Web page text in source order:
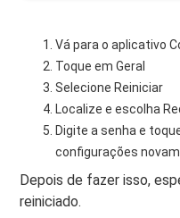
Vá para o aplicativo
Toque em Geral
Selecione Reiniciar
Localize e escolha
Digite a senha e
configurações
Depois de fazer isso,
reiniciado.